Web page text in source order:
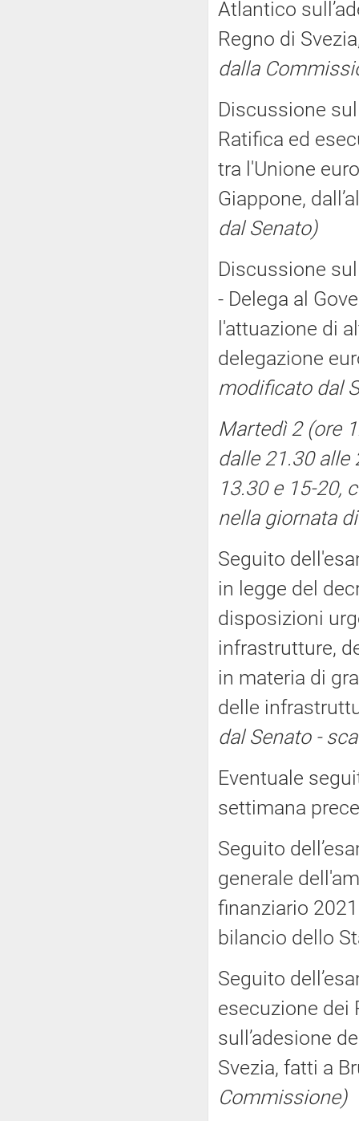
Atlantico
Regno di
dalla
Discussione
Ratifica ed
tra l'Unione
Giappone,
dal Senato)
Discussione
- Delega al
l'attuazione di
delegazione
modificato dal
Martedì 2 (ore
dalle 21.30 alle
13.30 e 15-20,
nella giornata
Seguito
in legge del
disposizioni
infrastrutture,
in materia di
delle
dal Senato -
Eventuale
settimana
Seguito
generale
finanziario
bilancio dello
Seguito
esecuzione dei
sull’adesione
Svezia, fatti a
Commissione)